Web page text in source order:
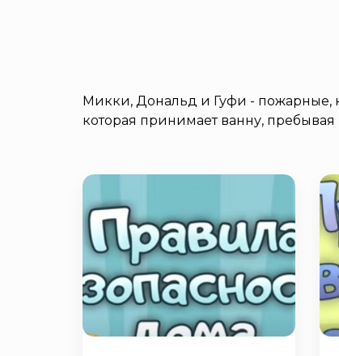
Микки, Дональд и Гуфи - пожарные,
которая принимает ванну,